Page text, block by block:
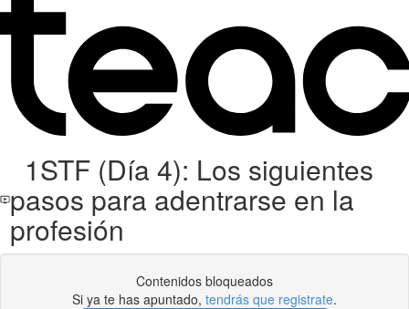
1STF (Día 4): Los siguientes
pasos para adentrarse en la
profesión
Contenidos bloqueados
Si ya te has apuntado, tendrás que registrate.